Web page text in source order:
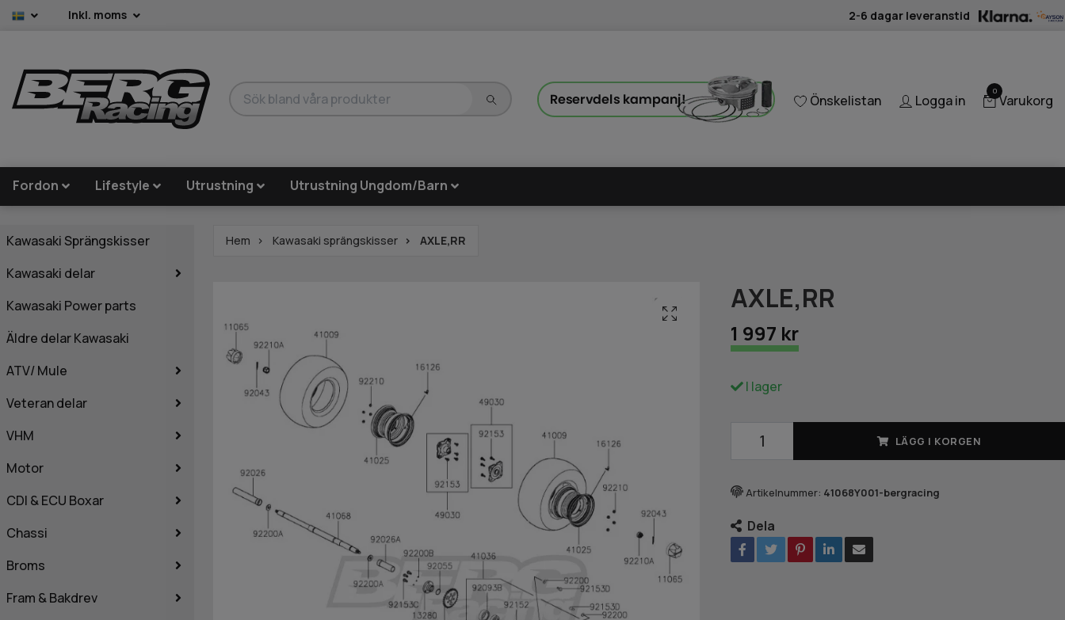
Inkl. moms 2-6 dagar leveranstid
Önskelistan Logga in
0
Varukorg
Fordon Lifestyle Utrustning Utrustning Ungdom/Barn
Kawasaki Sprängskisser
Kawasaki delar
Kawasaki Power parts
Äldre delar Kawasaki
ATV/ Mule
Veteran delar
VHM
Motor
CDI & ECU Boxar
Chassi
Broms
Fram & Bakdrev
Hem Kawasaki sprängskisser AXLE,RR
AXLE,RR
1 997 kr
I lager
LÄGG I KORGEN
Artikelnummer: 41068Y001-bergracing
Dela